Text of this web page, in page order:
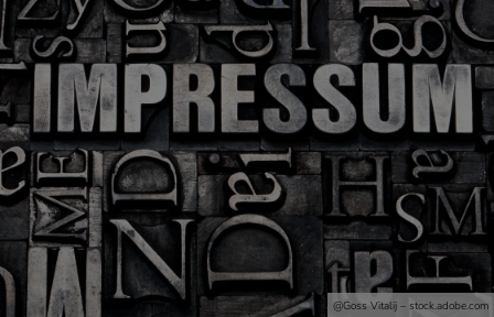
@Goss Vitalij – stock.adobe.com